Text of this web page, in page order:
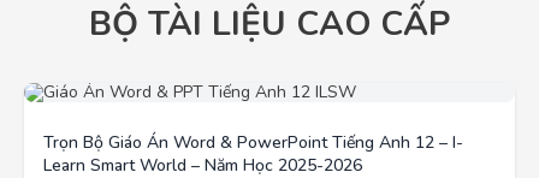
BỘ TÀI LIỆU CAO CẤP
Trọn Bộ Giáo Án Word & PowerPoint Tiếng Anh 12 – I-
Learn Smart World – Năm Học 2025-2026